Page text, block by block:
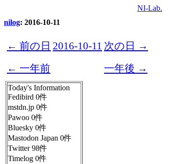
NI-Lab.
nilog: 2016-10-11
← 前の日 2016-10-11 次の日 →
← 一年前
一年後 →
Today's Information
Fedibird 0件
mstdn.jp 0件
Pawoo 0件
Bluesky 0件
Mastodon Japan 0件
Twitter 98件
Timelog 0件